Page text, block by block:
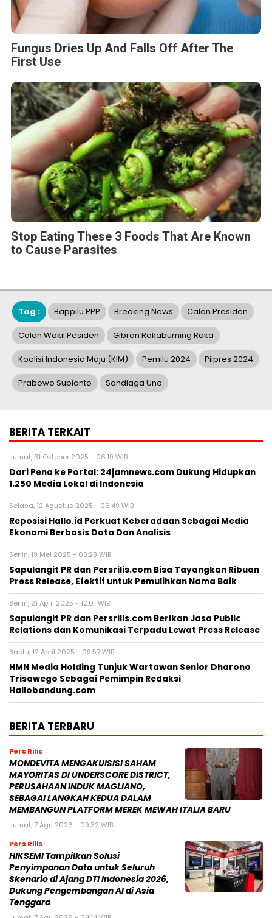
Stop Eating These 3 Foods That Are Known
to Cause Parasites
Calon Wakil Pesiden Gibran Rakabuming Raka
Prabowo Subianto
BERITA TERKAIT
Jumat, 31 Oktober 2025 - 06:19 WIB
Dari Pena ke Portal: 24jamnews.com Dukung Hidupkan
Reposisi Hallo.id Perkuat Keberadaan Sebagai Media
Senin, 19 Mei 2025 - 08:28 WIB
Sapulangit PR dan Persrilis.com Bisa Tayangkan Ribuan
Press Release, Efektif untuk Pemulihkan Nama Baik
Senin, 21 April 2025 - 12:01 WIB
Sapulangit PR dan Persrilis.com Berikan Jasa Public
Relations dan Komunikasi Terpadu Lewat Press Release
Sabtu, 12 April 2025 - 09:57 WIB
HMN Media Holding Tunjuk Wartawan Senior Dharono
Trisawego Sebagai Pemimpin Redaksi
Hallobandung.com
BERITA TERBARU
Pers Rilis
MONDEVITA MENGAKUISISI SAHAM
MAYORITAS DI UNDERSCORE DISTRICT,
PERUSAHAAN INDUK MAGLIANO,
MEMBANGUN PLATFORM MEREK MEWAH ITALIA BARU
Pers Rilis
HIKSEMI Tampilkan Solusi
Penyimpanan Data untuk Seluruh
Skenario di Ajang DTI Indonesia 2026,
Dukung Pengembangan AI di Asia
Pers Rilis
Huawei Jadi Mitra bagi Ajang GSMA
M360 ASEAN 2026
Jumat, 7 Agu 2026 - 00:42 WIB